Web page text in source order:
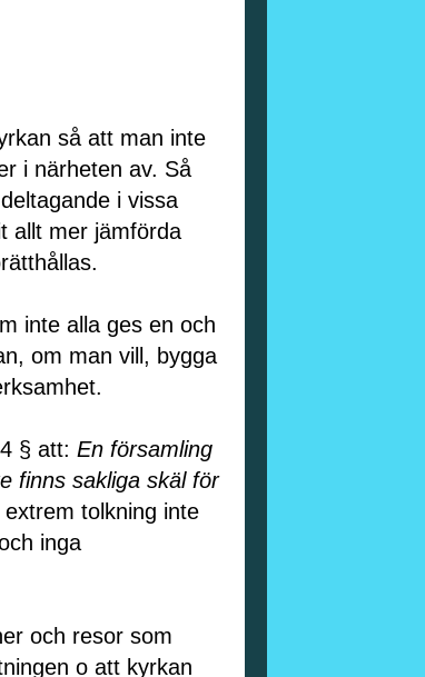
så att man inte
i närheten av. Så
i vissa
allt mer jämförda
inte alla ges en och
om man vill, bygga
§ att: En församling
finns sakliga skäl för
tolkning inte
inga
och resor som
o att kyrkan